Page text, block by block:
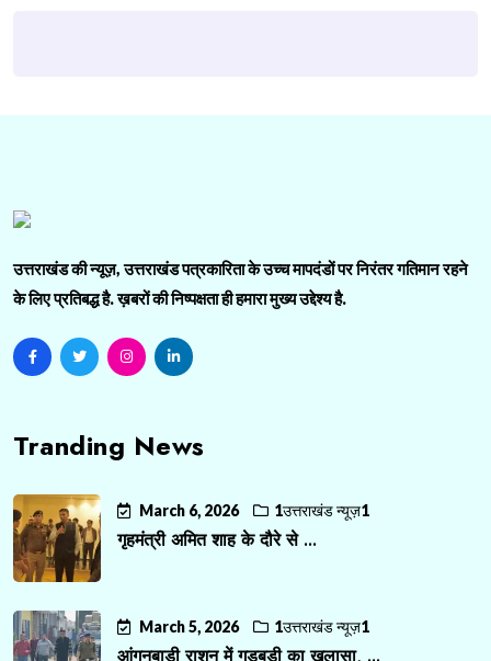
उत्तराखंड की न्यूज़, उत्तराखंड पत्रकारिता के उच्च मापदंडों पर निरंतर गतिमान रहने
के लिए प्रतिबद्ध है. ख़बरों की निष्पक्षता ही हमारा मुख्य उद्देश्य है.
Tranding News
March 6, 2026 1उत्तराखंड न्यूज़1
गृहमंत्री अमित शाह के दौरे से ...
March 5, 2026 1उत्तराखंड न्यूज़1